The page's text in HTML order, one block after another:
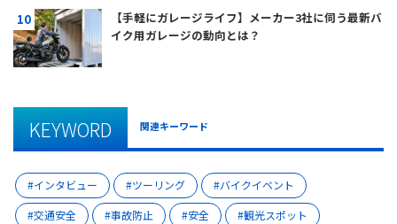
【手軽にガレージライフ】メーカー3社に伺う最新バ
イク用ガレージの動向とは？
KEYWORD 関連キーワード
インタビュー ツーリング
バイクイベント
交通安全
事故防止 安全
観光スポット